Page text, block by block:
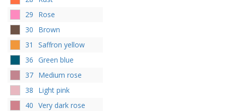
29
Rose
30
Brown
31
Saffron yellow
36 Green blue
37 Medium rose
38
Light pink
40 Very dark rose